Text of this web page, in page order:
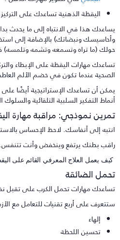
اليقظة الذهنية تساعدك على
هذا في الانتباه إلى ما يحدث
ونبضاتك) بالإضافة إلى
(ما تراه وتسمعه وتشمه وتلمسه)
مهارات اليقظة على الإبطاء
عندما تكون في خضم الألم
أن تساعدك الإستراتيجية أيضًا على
التفكير السلبية التلقائية والسلوك
نموذجي: مراقبة مهارة
إلى أنفاسك. لاحظ الإحساس
بطنك يرتفع وينخفض ​​وأنت تتنفس.
يعمل العلاج المعرفي القائم على اليقظة
الضائقة
مهارات تحمل الكرب على تقبل
على أربع تقنيات للتعامل مع
إلهاء
تحسين اللحظة